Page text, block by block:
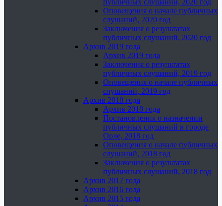
публичных слушаний, 2020 год
Оповещения о начале публичных
слушаний, 2020 год
Заключения о результатах
публичных слушаний, 2020 год
Архив 2019 года
Архив 2019 года
Заключения о результатах
публичных слушаний, 2019 год
Оповещения о начале публичных
слушаний, 2019 год
Архив 2018 года
Архив 2018 года
Постановления о назначении
публичных слушаний в городе
Орле, 2018 год
Оповещения о начале публичных
слушаний, 2018 год
Заключения о результатах
публичных слушаний, 2018 год
Архив 2017 года
Архив 2016 года
Архив 2015 года